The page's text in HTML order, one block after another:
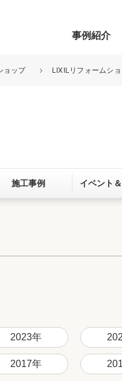
事例紹介
トイレ
ガーデンスペース
3Dシミュレー
て
み お客さま満
リフォームお
ョップ LIXILリフォームシ
施工事例 イベント＆
2023年
2017年